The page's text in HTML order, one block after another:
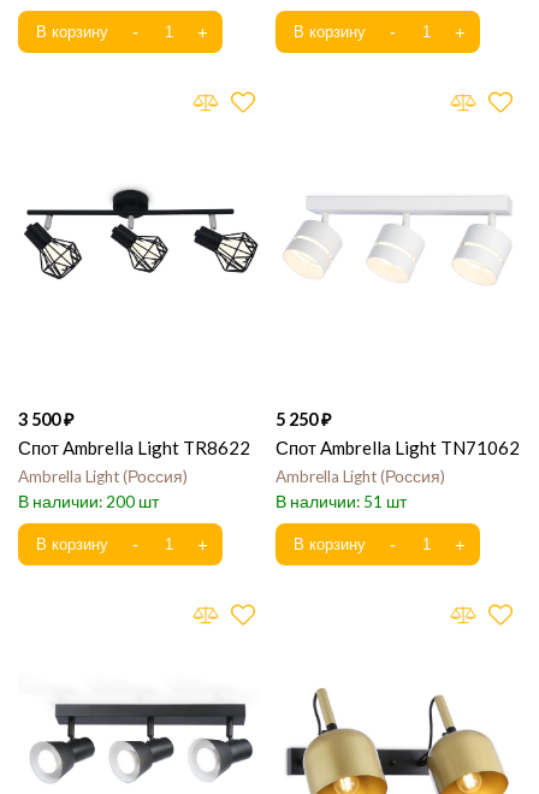
3 500
Спот Ambrella Light TR8622
Ambrella Light Россия
200
5 250
Спот Ambrella Light TN71062
Ambrella Light Россия
51